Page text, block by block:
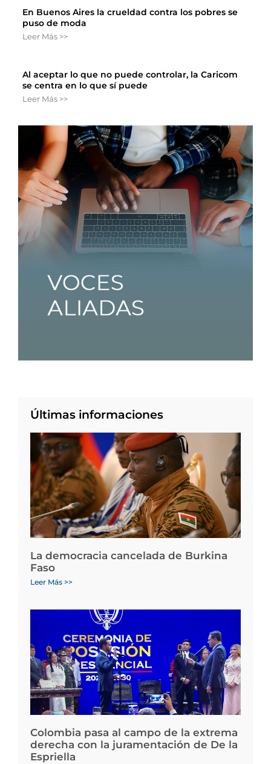
En Buenos Aires la crueldad contra los pobres se
puso de moda
Leer Más >>
Al aceptar lo que no puede controlar, la Caricom
se centra en lo que sí puede
Leer Más >>
Últimas informaciones
La democracia cancelada de Burkina
Faso
Leer Más >>
Colombia pasa al campo de la extrema
derecha con la juramentación de De la
Espriella